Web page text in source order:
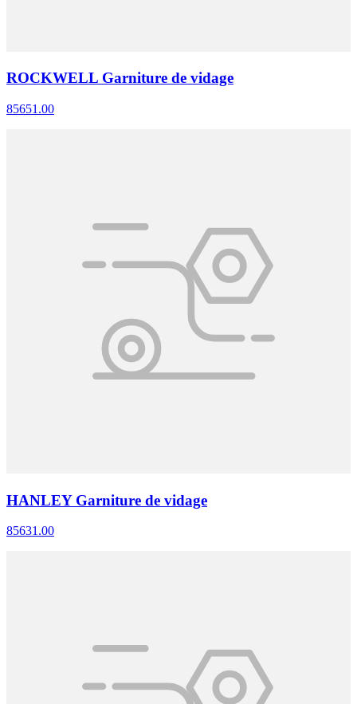
ROCKWELL Garniture de vidage
85651.00
HANLEY Garniture de vidage
85631.00